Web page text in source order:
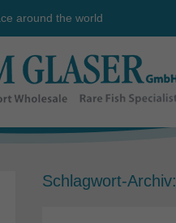
around the world
Schlagwort-Archiv: